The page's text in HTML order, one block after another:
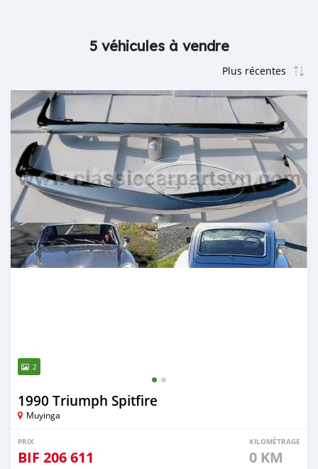
5 véhicules à vendre
2
1990 Triumph Spitfire
Muyinga
PRIX
BIF 206 611
KILOMÉTRAGE
0 KM